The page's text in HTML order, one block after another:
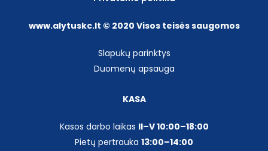
Konsultavimasis su visuomene
www.alytuskc.lt © 2020 Visos teisės saugomos
Slapukų parinktys
Duomenų apsauga
KASA
Kasos darbo laikas II–V 10:00–18:00
Pietų pertrauka 13:00–14:00